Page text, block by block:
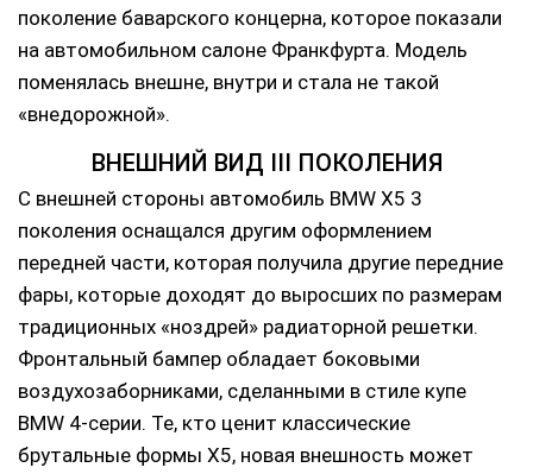
поколение баварского концерна, которое показали
на автомобильном салоне Франкфурта. Модель
поменялась внешне, внутри и стала не такой
«внедорожной».
ВНЕШНИЙ ВИД III ПОКОЛЕНИЯ
С внешней стороны автомобиль BMW X5 3
поколения оснащался другим оформлением
передней части, которая получила другие передние
фары, которые доходят до выросших по размерам
традиционных «ноздрей» радиаторной решетки.
Фронтальный бампер обладает боковыми
воздухозаборниками, сделанными в стиле купе
BMW 4-серии. Те, кто ценит классические
брутальные формы Х5, новая внешность может